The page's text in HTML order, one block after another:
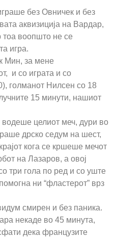
без Овничек и без
аквизиција на Вардар,
воопшто не се
игра.
Мин, за мене
и со играта и со
голманот Нилсен со 18
15 минути, нашиот
водеше целиот меч, дури во
дрско седум на шест,
кога се кршеше мечот
на Лазаров, а овој
три гола по ред и со уште
ни “фластерот” врз
смирен и без паника.
некаде во 45 минута,
дека французите